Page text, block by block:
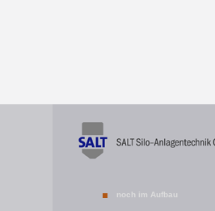
noch im Aufbau